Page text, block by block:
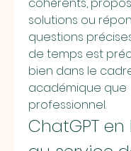
solutions ou
questions
de temps est
bien dans le
académique que
professionnel.
ChatGPT en